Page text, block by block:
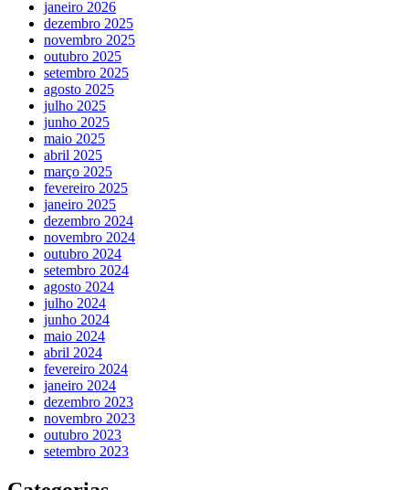
janeiro 2026
dezembro 2025
novembro 2025
outubro 2025
setembro 2025
agosto 2025
julho 2025
junho 2025
maio 2025
abril 2025
março 2025
fevereiro 2025
janeiro 2025
dezembro 2024
novembro 2024
outubro 2024
setembro 2024
agosto 2024
julho 2024
junho 2024
maio 2024
abril 2024
fevereiro 2024
janeiro 2024
dezembro 2023
novembro 2023
outubro 2023
setembro 2023